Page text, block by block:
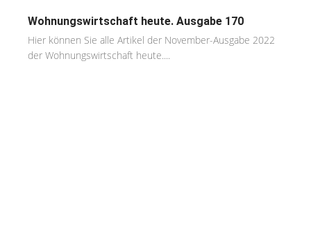
Wohnungswirtschaft heute. Ausgabe 170
Hier können Sie alle Artikel der November-Ausgabe 2022
der Wohnungswirtschaft heute....